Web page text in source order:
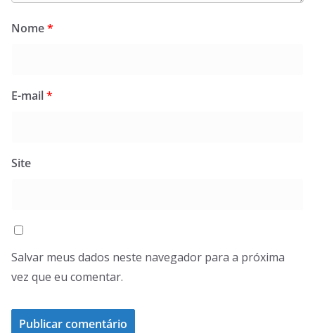
Nome*
E-mail*
Site
Salvar meus dados neste navegador para a próxima
vez que eu comentar.